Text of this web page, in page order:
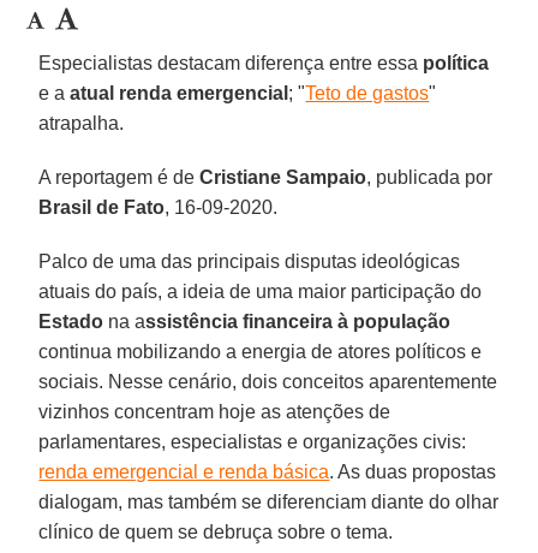
Especialistas destacam diferença entre essa política
e aatual renda emergencial ; "Teto de gastos"
atrapalha.
A reportagem é deCristiane Sampaio, publicada por
Brasil de Fato, 16-09-2020.
Palco de uma das principais disputas ideológicas
atuais do país, a ideia de uma maior participação do
Estado na assistência financeira à população
continua mobilizando a energia de atores políticos e
sociais. Nesse cenário, dois conceitos aparentemente
vizinhos concentram hoje as atenções de
parlamentares, especialistas e organizações civis:
renda emergencial e renda básica. As duas propostas
dialogam, mas também se diferenciam diante do olhar
clínico de quem se debruça sobre o tema.